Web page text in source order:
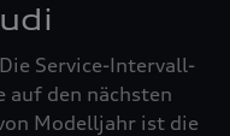
Service-Intervall-
auf den nächsten
Modelljahr ist die